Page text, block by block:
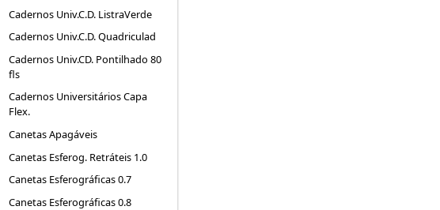
Cadernos Univ.C.D. ListraVerde
Cadernos Univ.C.D. Quadriculad
Cadernos Univ.CD. Pontilhado 80
fls
Cadernos Universitários Capa
Flex.
Canetas Apagáveis
Canetas Esferog. Retráteis 1.0
Canetas Esferográficas 0.7
Canetas Esferográficas 0.8